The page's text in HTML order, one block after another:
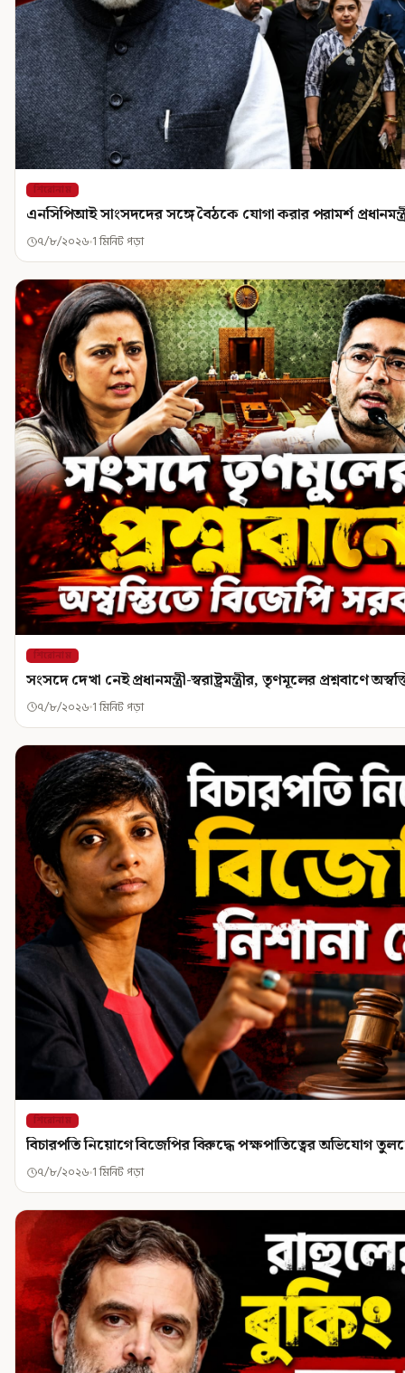
শিরোনাম
এনসিপিআই সাংসদদের সঙ্গে বৈঠকে যোগা করার পরামর্শ
৭/৮/২০২৬ 1 মিনিট পড়া
শিরোনাম
সংসদে দেখা নেই প্রধানমন্ত্রী-স্বরাষ্ট্রমন্ত্রীর, তৃণমূলের প্রশ্নবাণে
৭/৮/২০২৬ 1 মিনিট পড়া
শিরোনাম
বিচারপতি নিয়োগে বিজেপির বিরুদ্ধে পক্ষপাতিত্বের অভিযোগ
৭/৮/২০২৬ 1 মিনিট পড়া